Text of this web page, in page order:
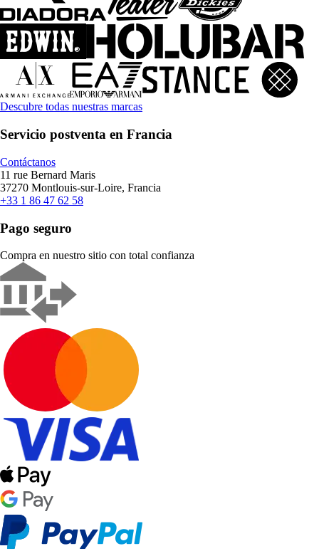
Descubre todas nuestras marcas
Servicio postventa en Francia
Contáctanos
11 rue Bernard Maris
37270 Montlouis-sur-Loire, Francia
+33 1 86 47 62 58
Pago seguro
Compra en nuestro sitio con total confianza